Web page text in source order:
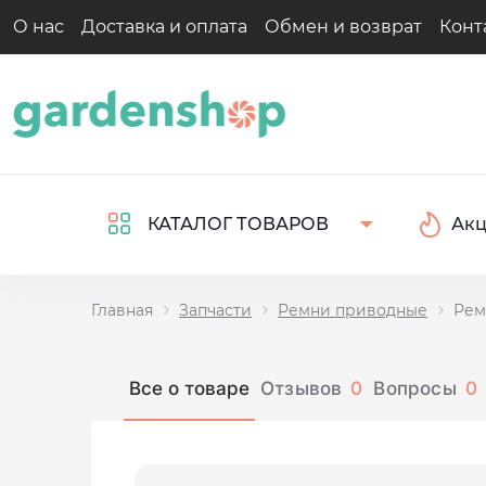
О нас Доставка и оплата Обмен и возврат
КАТАЛОГ ТОВАРОВ
Главная Запчасти Ремни приводные
Все о товаре Отзывов 0 Вопросы 0